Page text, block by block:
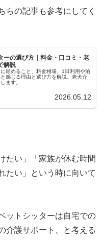
らの記事も参考にしてく
ーの選び方｜料金・口コミ・老
解説
頼めること、料金相場、1日利用や泊
感じる理由と選び方を解説。老犬介
ます。
2026.05.12
たい」「家族が休む時間
たい」という時に向いて
ットシッターは自宅での
介護サポート、と考える